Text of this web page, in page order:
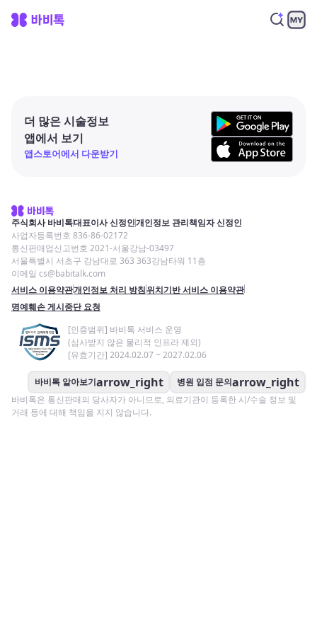
더 많은 시술정보
앱에서 보기
앱스토어에서 다운받기
주식회사 바비톡대표이사 신정인개인정보 관리책임자 신정인
사업자등록번호 836-86-02172
통신판매업신고번호 2021-서울강남-03497
서울특별시 서초구 강남대로 363 363강남타워 11층
이메일 cs@babitalk.com
서비스 이용약관개인정보 처리 방침위치기반 서비스 이용약관
명예훼손 게시중단 요청
[인증범위] 바비톡 서비스 운영
(심사받지 않은 물리적 인프라 제외)
[유효기간] 2024.02.07 ~ 2027.02.06
바비톡 알아보기arrow_right 병원 입점 문의arrow_right
바비톡은 통신판매의 당사자가 아니므로, 의료기관이 등록한 시/수술 정보 및
거래 등에 대해 책임을 지지 않습니다.